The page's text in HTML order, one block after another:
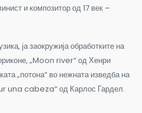
и композитор од 17 век –
ја заокружија обработките на
„Moon river“ од Хенри
„потона“ во нежната изведба на
una cabeza“ од Карлос Гардел.